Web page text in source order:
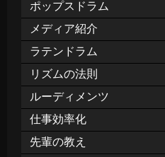
ポップスドラム
メディア紹介
ラテンドラム
リズムの法則
ルーディメンツ
仕事効率化
先輩の教え